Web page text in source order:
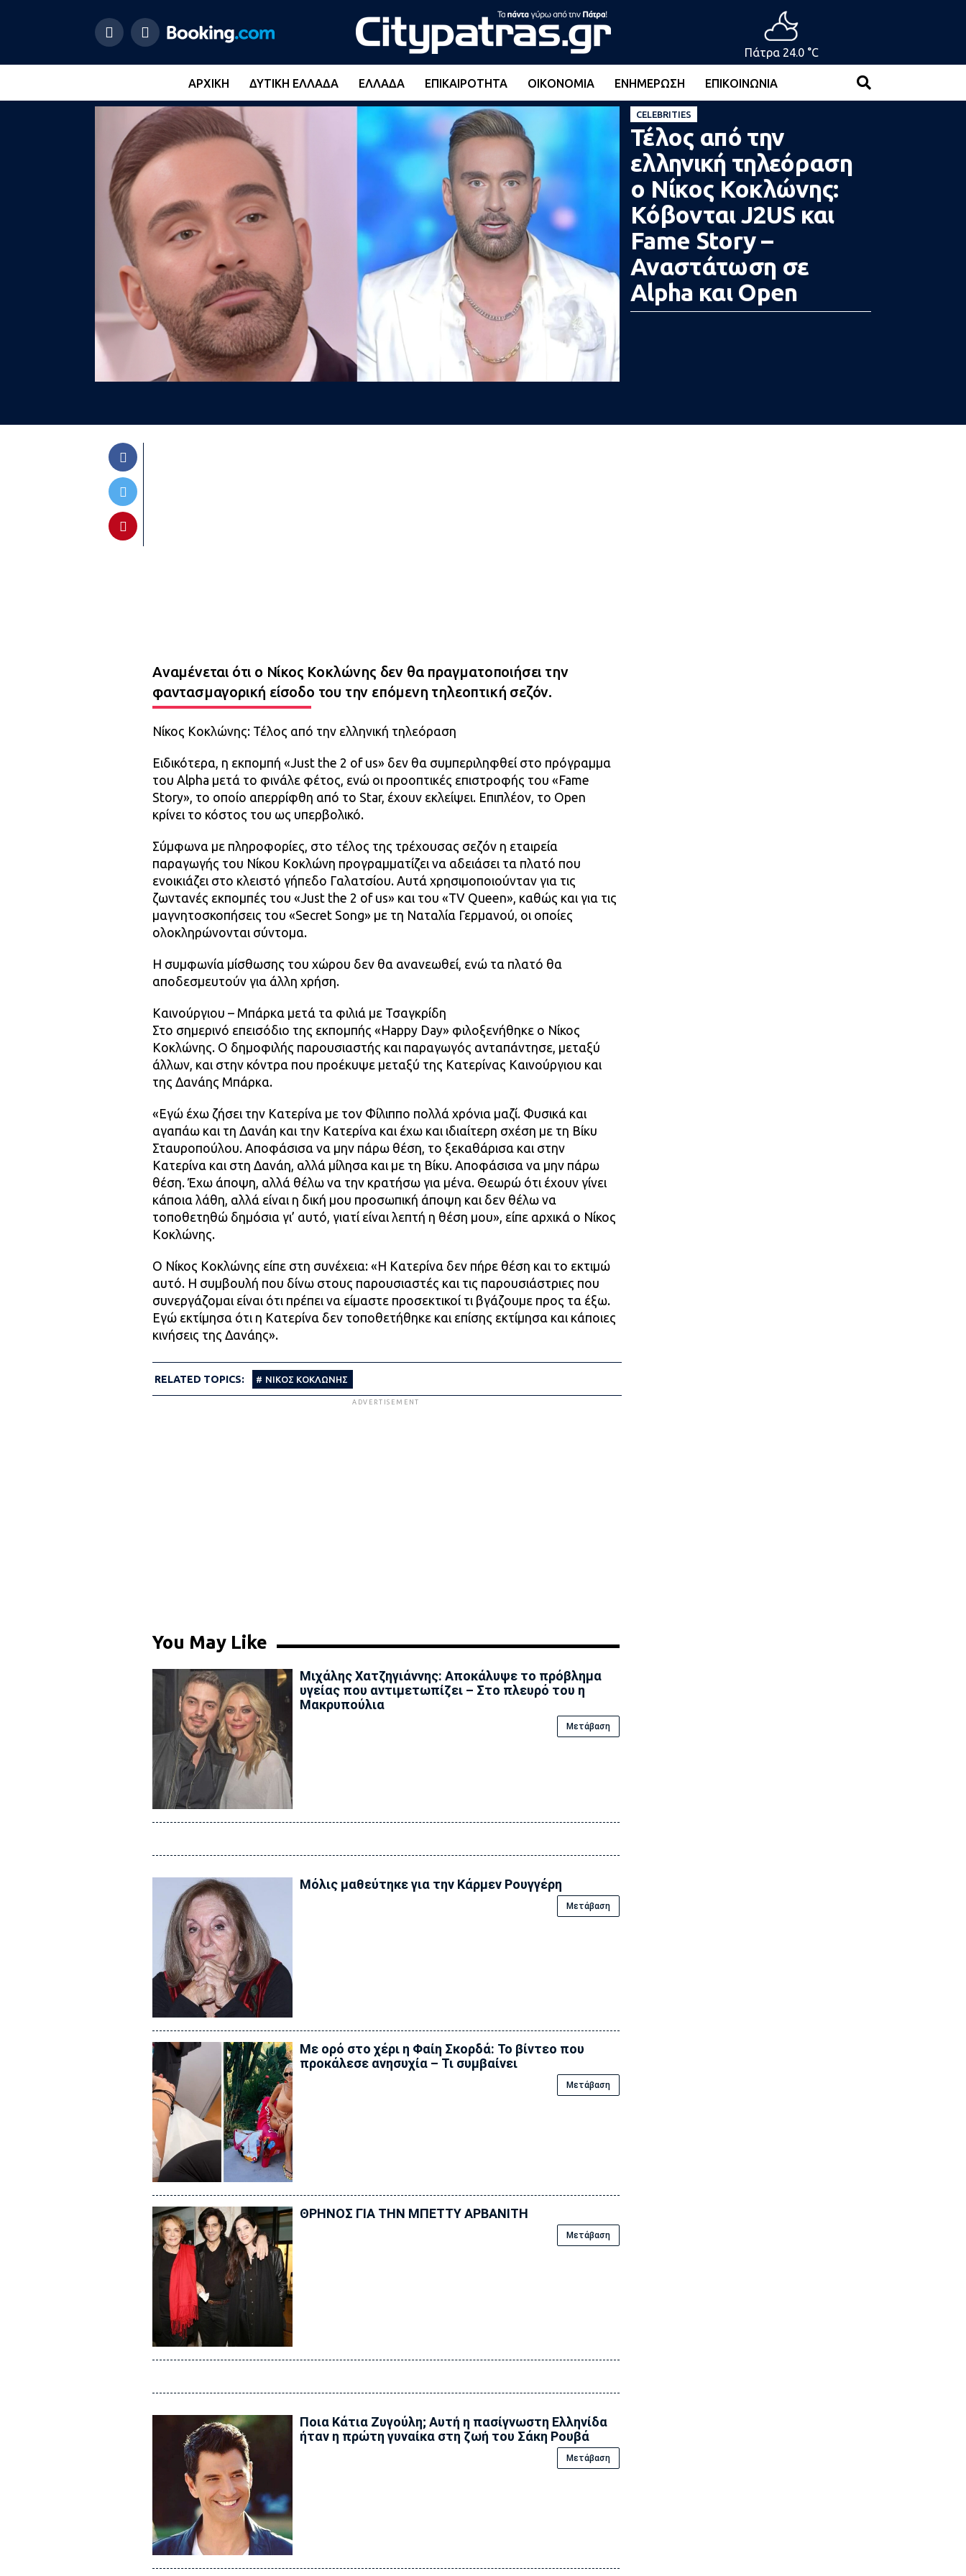
Πάτρα 24.0 °C
ΑΡΧΙΚΉ ΔΥΤΙΚΉ ΕΛΛΆΔΑ ΕΛΛΆΔΑ ΕΠΙΚΑΙΡΌΤΗΤΑ ΟΙΚΟΝΟΜΊΑ ΕΝΗΜΈΡΩΣΗ ΕΠΙΚΟΙΝΩΝΊΑ
CELEBRITIES
Τέλος από την
ελληνική τηλεόραση
ο Νίκος Κοκλώνης:
Κόβονται J2US και
Fame Story –
Αναστάτωση σε
Alpha και Open
Αναμένεται ότι ο Νίκος Κοκλώνης δεν θα πραγματοποιήσει την
φαντασμαγορική είσοδο του την επόμενη τηλεοπτική σεζόν.
Νίκος Κοκλώνης: Τέλος από την ελληνική τηλεόραση
Ειδικότερα, η εκπομπή «Just the 2 of us» δεν θα συμπεριληφθεί στο πρόγραμμα
του Alpha μετά το φινάλε φέτος, ενώ οι προοπτικές επιστροφής του «Fame
Story», το οποίο απερρίφθη από το Star, έχουν εκλείψει. Επιπλέον, το Open
κρίνει το κόστος του ως υπερβολικό.
Σύμφωνα με πληροφορίες, στο τέλος της τρέχουσας σεζόν η εταιρεία
παραγωγής του Νίκου Κοκλώνη προγραμματίζει να αδειάσει τα πλατό που
ενοικιάζει στο κλειστό γήπεδο Γαλατσίου. Αυτά χρησιμοποιούνταν για τις
ζωντανές εκπομπές του «Just the 2 of us» και του «TV Queen», καθώς και για τις
μαγνητοσκοπήσεις του «Secret Song» με τη Ναταλία Γερμανού, οι οποίες
ολοκληρώνονται σύντομα.
Η συμφωνία μίσθωσης του χώρου δεν θα ανανεωθεί, ενώ τα πλατό θα
αποδεσμευτούν για άλλη χρήση.
Καινούργιου – Μπάρκα μετά τα φιλιά με Τσαγκρίδη
Στο σημερινό επεισόδιο της εκπομπής «Happy Day» φιλοξενήθηκε ο Νίκος
Κοκλώνης. Ο δημοφιλής παρουσιαστής και παραγωγός ανταπάντησε, μεταξύ
άλλων, και στην κόντρα που προέκυψε μεταξύ της Κατερίνας Καινούργιου και
της Δανάης Μπάρκα.
«Εγώ έχω ζήσει την Κατερίνα με τον Φίλιππο πολλά χρόνια μαζί. Φυσικά και
αγαπάω και τη Δανάη και την Κατερίνα και έχω και ιδιαίτερη σχέση με τη Βίκυ
Σταυροπούλου. Αποφάσισα να μην πάρω θέση, το ξεκαθάρισα και στην
Κατερίνα και στη Δανάη, αλλά μίλησα και με τη Βίκυ. Αποφάσισα να μην πάρω
θέση. Έχω άποψη, αλλά θέλω να την κρατήσω για μένα. Θεωρώ ότι έχουν γίνει
κάποια λάθη, αλλά είναι η δική μου προσωπική άποψη και δεν θέλω να
τοποθετηθώ δημόσια γι’ αυτό, γιατί είναι λεπτή η θέση μου», είπε αρχικά ο Νίκος
Κοκλώνης.
Ο Νίκος Κοκλώνης είπε στη συνέχεια: «Η Κατερίνα δεν πήρε θέση και το εκτιμώ
αυτό. Η συμβουλή που δίνω στους παρουσιαστές και τις παρουσιάστριες που
συνεργάζομαι είναι ότι πρέπει να είμαστε προσεκτικοί τι βγάζουμε προς τα έξω.
Εγώ εκτίμησα ότι η Κατερίνα δεν τοποθετήθηκε και επίσης εκτίμησα και κάποιες
κινήσεις της Δανάης».
RELATED TOPICS: ΝΙΚΟΣ ΚΟΚΛΩΝΗΣ
ADVERTISEMENT
You May Like
Μιχάλης Χατζηγιάννης: Αποκάλυψε το πρόβλημα
υγείας που αντιμετωπίζει – Στο πλευρό του η
Μακρυπούλια
Μετάβαση
Μόλις μαθεύτηκε για την Κάρμεν Ρουγγέρη
Μετάβαση
Με ορό στο χέρι η Φαίη Σκορδά: Το βίντεο που
προκάλεσε ανησυχία – Τι συμβαίνει
Μετάβαση
ΘΡΗΝΟΣ ΓΙΑ ΤΗΝ ΜΠΕΤΤΥ ΑΡΒΑΝΙΤΗ
Μετάβαση
Ποια Κάτια Ζυγούλη; Αυτή η πασίγνωστη Ελληνίδα
ήταν η πρώτη γυναίκα στη ζωή του Σάκη Ρουβά
Μετάβαση